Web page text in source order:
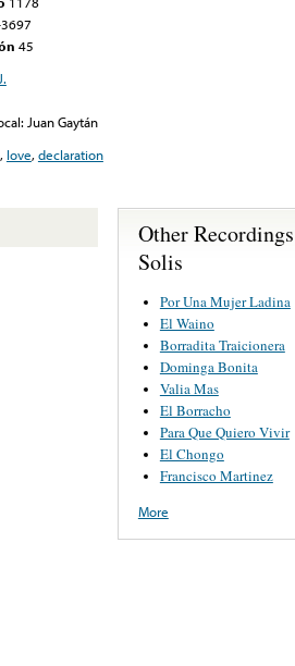
3697
45
Juan Gaytán
, love,declaration
Other
Solis
Por Una Mujer Ladina
El Waino
Borradita Traicionera
Dominga Bonita
Valia Mas
El Borracho
Para Que Quiero Vivir
El Chongo
Francisco Martinez
More